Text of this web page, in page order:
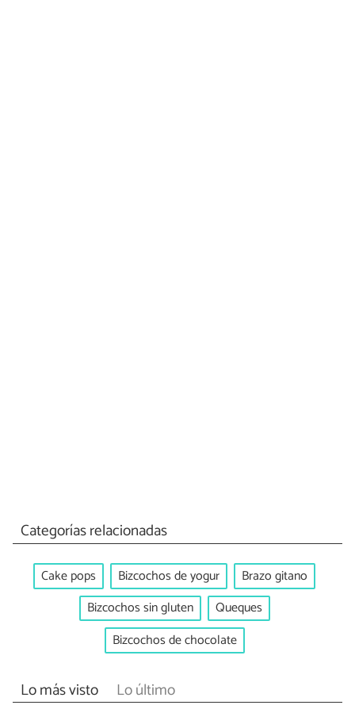
Categorías relacionadas
Cake pops Bizcochos de yogur
Brazo gitano
Bizcochos sin gluten
Queques
Bizcochos de chocolate
Lo más visto Lo último